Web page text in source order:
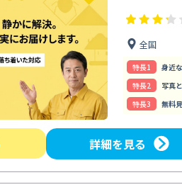
全国
特⻑1
身近
特⻑2
写真
特⻑3
無料
詳細を見る